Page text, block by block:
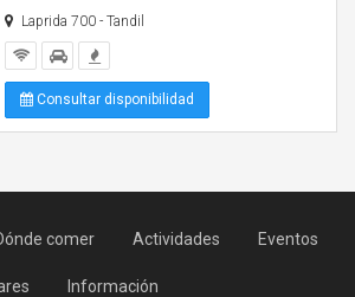
Laprida 700 - Tandil
Consultar disponibilidad
comer Actividades Eventos
Información